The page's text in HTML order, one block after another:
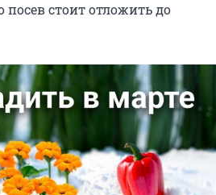
стоит отложить до